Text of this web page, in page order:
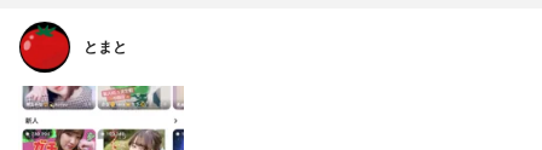
とまと